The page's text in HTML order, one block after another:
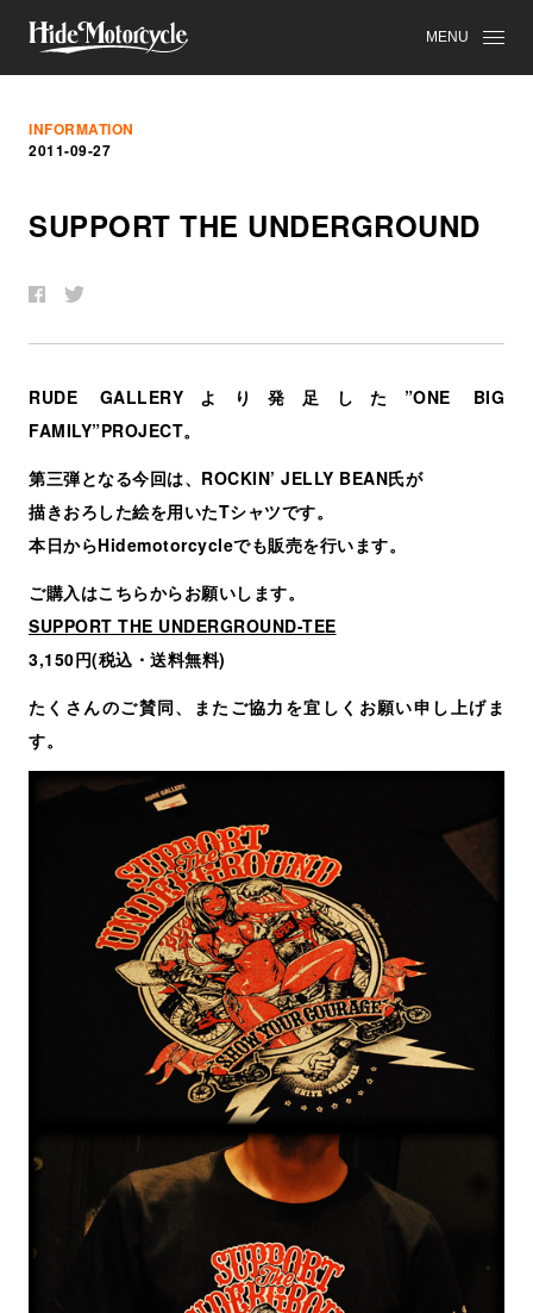
MENU
INFORMATION
2011-09-27
SUPPORT THE UNDERGROUND
RUDE GALLERYより発足した”ONE BIG
FAMILY”PROJECT。
第三弾となる今回は、ROCKIN’ JELLY BEAN氏が
描きおろした絵を用いたTシャツです。
本日からHidemotorcycleでも販売を行います。
ご購入はこちらからお願いします。
SUPPORT THE UNDERGROUND-TEE
3,150円(税込・送料無料)
たくさんのご賛同、またご協力を宜しくお願い申し上げま
す。